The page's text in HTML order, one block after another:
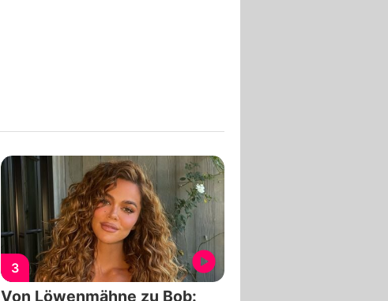
3
Von Löwenmähne zu Bob: